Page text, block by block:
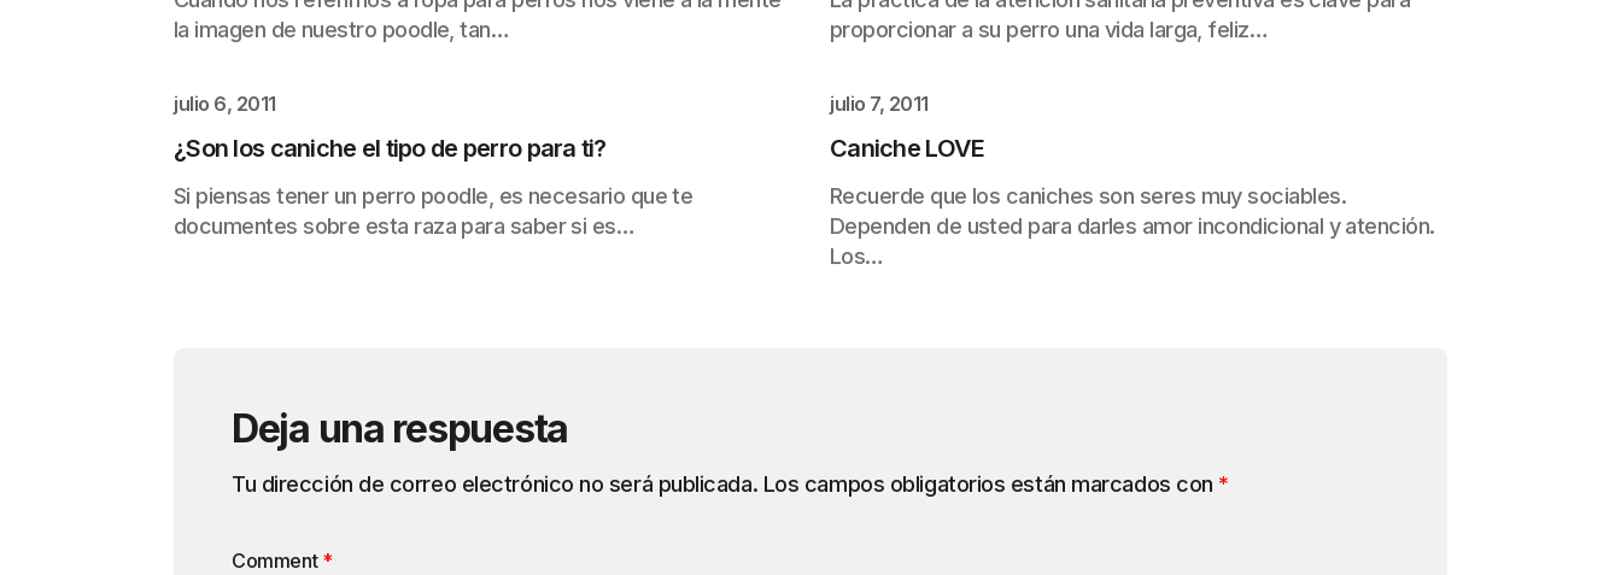
la imagen de nuestro poodle, tan…
proporcionar a su perro una vida larga, feliz…
julio 6, 2011
¿Son los caniche el tipo de perro para ti?
Si piensas tener un perro poodle, es necesario que te
documentes sobre esta raza para saber si es…
julio 7, 2011
Caniche LOVE
Recuerde que los caniches son seres muy sociables.
Dependen de usted para darles amor incondicional y atención.
Los…
Deja una respuesta
Tu dirección de correo electrónico no será publicada. Los campos obligatorios están marcados con *
Comment *